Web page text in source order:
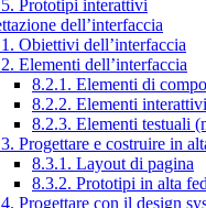
Prototipi interattivi
dell’interfaccia
Obiettivi dell’interfaccia
Elementi dell’interfaccia
8.2.1. Elementi di
8.2.2. Elementi interattivi
8.2.3. Elementi testuali
Progettare e costruire in
8.3.1. Layout di pagina
8.3.2. Prototipi in alta
Progettare con il design